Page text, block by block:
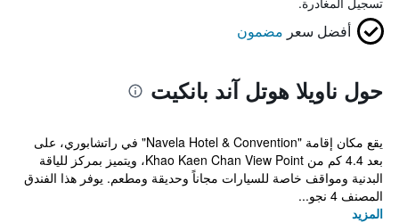
أفضل سعر مضمون
حول ناويلا هوتل آند بانكيت
يقع مكان إقامة "Navela Hotel & Convention" في راتشابوري، على
بعد 4.4 كم من Khao Kaen Chan View Point، ويتميز بمركز للياقة
البدنية ومواقف خاصة للسيارات مجاناً وحديقة ومطعم. يوفر هذا الفندق
المصنف 4 نجو...
المزيد